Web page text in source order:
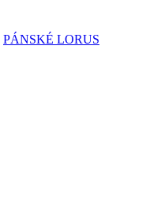
PÁNSKÉ LORUS